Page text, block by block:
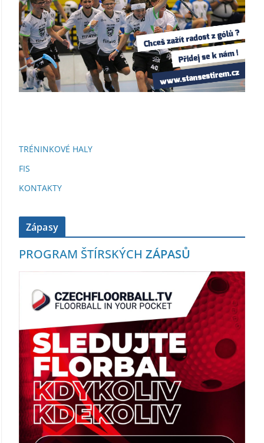
TRÉNINKOVÉ HALY
FIS
KONTAKTY
Zápasy
PROGRAM ŠTÍRSKÝCH ZÁPASŮ